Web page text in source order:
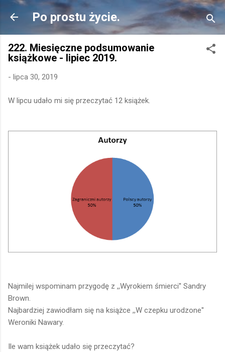
Przejdź do głównej zawartości
Po prostu życie.
222. Miesięczne podsumowanie
książkowe - lipiec 2019.
- lipca 30, 2019
W lipcu udało mi się przeczytać 12 książek.
Najmilej wspominam przygodę z ,,Wyrokiem śmierci'' Sandry
Brown.
Najbardziej zawiodłam się na książce ,,W czepku urodzone''
Weroniki Nawary.
Ile wam książek udało się przeczytać?